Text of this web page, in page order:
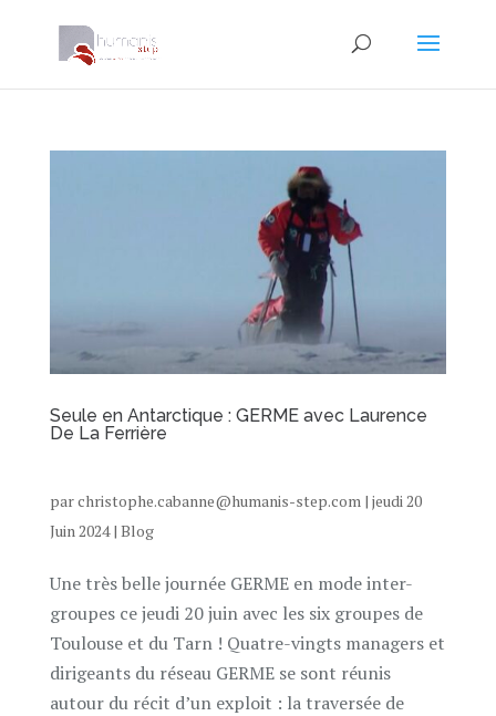
Seule en Antarctique : GERME avec Laurence
De La Ferrière
parchristophe.cabanne@humanis-step.com | jeudi 20
Juin 2024| Blog
Une très belle journée GERME en mode inter-
groupes ce jeudi 20 juin avec les six groupes de
Toulouse et du Tarn ! Quatre-vingts managers et
dirigeants du réseau GERME se sont réunis
autour du récit d’un exploit : la traversée de